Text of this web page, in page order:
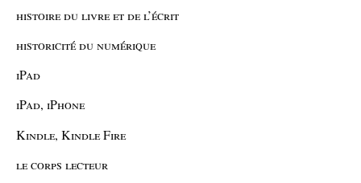
histoire du livre et de l’écrit
historicité du numérique
iPad
iPad, iPhone
Kindle, Kindle Fire
le corps lecteur